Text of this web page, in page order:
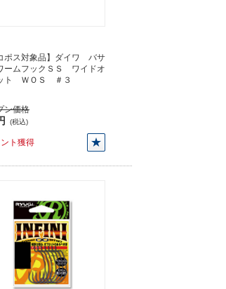
ポス対象品】ダイワ バサ
ームフックＳＳ ワイドオ
ト ＷＯＳ ＃３
ン価格
(税込)
ト獲得